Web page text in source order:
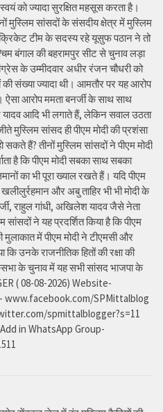
को ज्यादा सुरक्षित महसूस करता है।
मुस्लिम सांसदों के संसदीय क्षेत्र में मुस्लिम
क्रिकेट टीम के सदस्य रहे यूसुफ पठान ने तो
बंगाल की बहरामपुर सीट से चुनाव लड़ा
के उम्मीदवार अधीर रंजन चौधरी को
की संख्या ज्यादा थी। आमतौर पर यह आरोप
ऐसा आरोप ममता बनर्जी के साथ साथ
आदि भी लगाते हैं, लेकिन सवाल उठता
मुस्लिम सांसद ही पीएम मोदी की प्रशंसा
सकते हैं? तीनों मुस्लिम सांसदों ने पीएम मोदी
है कि पीएम मोदी सबका साथ सबका
का भी पूरा ख्याल रखते हैं। यदि पीएम
और अबु ताहिर भी भी मोदी के
राहुल गांधी, अखिलेश यादव जैसे नेता
ने यह प्रदर्शित किया है कि पीएम
मुलाकात में पीएम मोदी ने टीएमसी और
उनके राजनीतिक हितों की रक्षा की
के चुनाव में यह सभी सांसद भाजपा के
( 08-08-2026) Website-
www.facebook.com/SPMittalblog
spmittalblogger?s=11
in WhatsApp Group-